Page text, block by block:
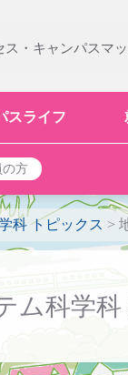
ス・キャンパスマ
スライフ
方
科 トピックス >
ム科学科